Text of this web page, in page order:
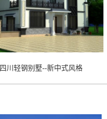
四川轻钢别墅--新中式风格